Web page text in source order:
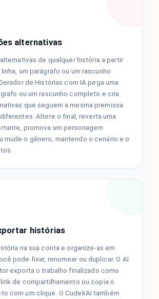
alternativas
de qualquer história a partir
um parágrafo ou um rascunho
de Histórias com IA pega uma
ou um rascunho completo e cria
que seguem a mesma premissa
Altere o final, reverta uma
promova um personagem
mude o gênero, mantendo o cenário e o
histórias
na sua conta e organize-as em
pode fixar, renomear ou duplicar. O AI
exporta o trabalho finalizado como
link de compartilhamento ou copia o
com um clique. O CudekAI também